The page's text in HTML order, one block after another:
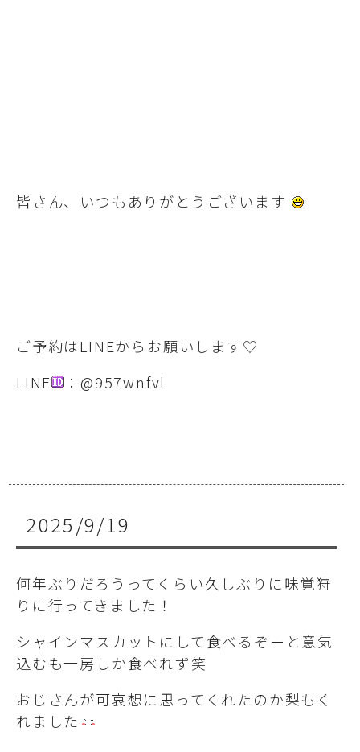
皆さん、いつもありがとうございます
ご予約はLINEからお願いします♡
LINE
：@957wnfvl
2025/9/19
何年ぶりだろうってくらい久しぶりに味覚狩
りに行ってきました！
シャインマスカットにして食べるぞーと意気
込むも一房しか食べれず笑
おじさんが可哀想に思ってくれたのか梨もく
れました